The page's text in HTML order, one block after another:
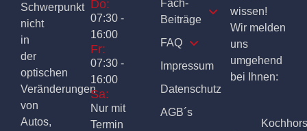
Schwerpunkt
nicht
in
der
optischen
Veränderungen
von
Autos,
Do:
07:30 -
16:00
Fr:
07:30 -
16:00
Sa:
Nur mit
Termin
Fach-
Beiträge
FAQ
Impressum
Datenschutz
AGB´s
wissen!
Wir melden
uns
umgehend
bei Ihnen: